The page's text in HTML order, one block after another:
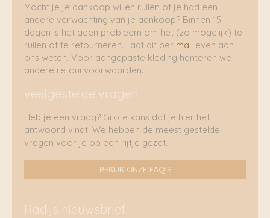
Mocht je je aankoop willen ruilen of je had een
andere verwachting van je aankoop? Binnen 15
dagen is het geen probleem om het (zo mogelijk) te
ruilen of te retourneren. Laat dit per mail even aan
ons weten. Voor aangepaste kleding hanteren we
andere retourvoorwaarden.
veelgestelde vragen
Heb je een vraag? Grote kans dat je hier het
antwoord vindt. We hebben de meest gestelde
vragen voor je op een rijtje gezet.
BEKIJK ONZE FAQ'S
Radijs nieuwsbrief